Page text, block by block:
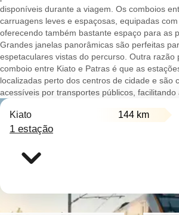
disponíveis durante a viagem. Os comboios
carruagens leves e espaçosas, equipadas
oferecendo também bastante espaço para as
Grandes janelas panorâmicas são perfeitas
espetaculares vistas do percurso. Outra razão
comboio entre Kiato e Patras é que as
localizadas perto dos centros de cidade e são
acessíveis por transportes públicos, facilitando
Kiato 144 km
1 estação